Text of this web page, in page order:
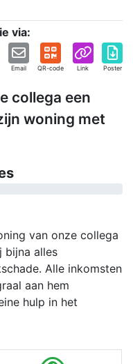
via:
Email QR-code Link Poster
collega een
woning met
van onze collega
bijna alles
Alle inkomsten
aan hem
hulp in het